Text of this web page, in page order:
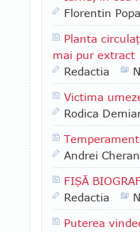
Florentin Popa
Planta
mai pur extract
Redactia
Victima
Rodica
Andrei Cheran
FIŞĂ
Redactia
Puterea